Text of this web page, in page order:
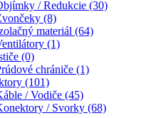
/ Redukcie (30)
(8)
materiál (64)
(1)
(0)
chrániče (1)
(101)
/ Vodiče (45)
/ Svorky (68)